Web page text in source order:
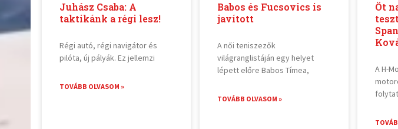
Juhász Csaba: A
taktikánk a régi lesz!
Régi autó, régi navigátor és
pilóta, új pályák. Ez jellemzi
TOVÁBB OLVASOM »
Babos és Fucsovics is
javított
A női teniszezők
világranglistáján egy helyet
lépett előre Babos Tímea,
TOVÁBB OLVASOM »
Öt
A H-